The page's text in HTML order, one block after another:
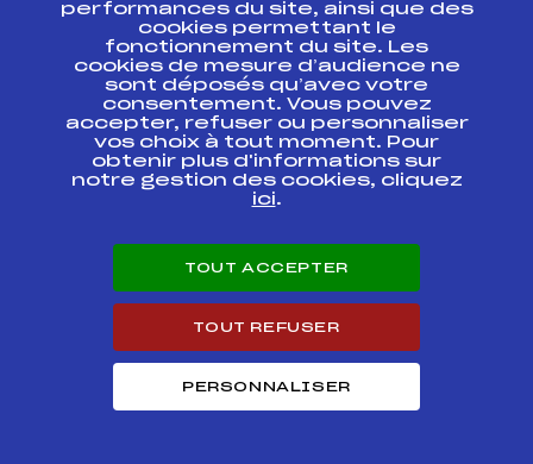
COUPE DU MONDE
POURSUITE
COUPE DU MONDE FFS
FIS0079.FFS COUPE DU MONDE FFS
FIS0115.FFS COUPE D'EUROPE FFS
Résultats Nordique 2007
performances du site, ainsi que des
cookies permettant le
fonctionnement du site. Les
cookies de mesure d’audience ne
sont déposés qu’avec votre
consentement. Vous pouvez
accepter, refuser ou personnaliser
vos choix à tout moment. Pour
obtenir plus d'informations sur
notre gestion des cookies, cliquez
ici.
TOUT ACCEPTER
TOUT REFUSER
PERSONNALISER